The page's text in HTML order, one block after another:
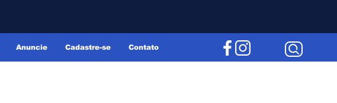
Anuncie Cadastre-se Contato